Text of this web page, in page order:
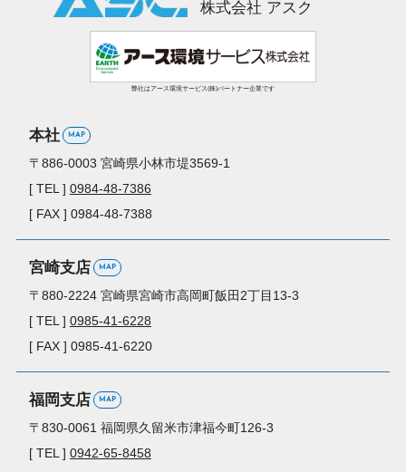
株式会社 アスク
弊社はアース環境サービス(株)パートナー企業です
本社 MAP
〒886-0003 宮崎県小林市堤3569-1
[ TEL ] 0984-48-7386
[ FAX ] 0984-48-7388
宮崎支店 MAP
〒880-2224 宮崎県宮崎市高岡町飯田2丁目13-3
[ TEL ] 0985-41-6228
[ FAX ] 0985-41-6220
福岡支店 MAP
〒830-0061 福岡県久留米市津福今町126-3
[ TEL ] 0942-65-8458